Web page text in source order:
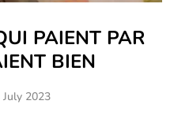
PAIENT PAR
BIEN
July 2023